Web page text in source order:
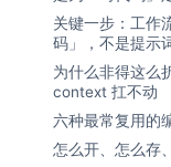
关键一步：工作
码」，不是提示
为什么非得这么
context 扛不动
六种最常复用的
怎么开、怎么存
的 harness 打
代码 这件事调出
可你实际让
度调研、安全